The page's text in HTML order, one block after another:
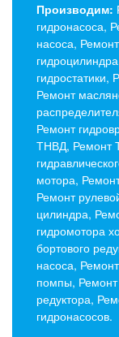
Производим:
гидронасоса,
насоса,
гидростатики,
Ремонт
Ремонт
ТНВД, Ремонт
мотора,
Ремонт
цилиндра,
гидромотора
бортового
насоса,
помпы, Ремонт
редуктора,
гидронасосов.